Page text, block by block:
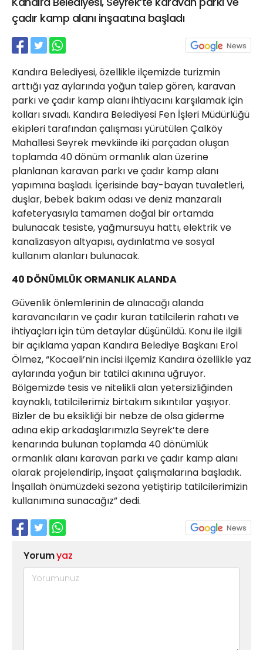
çadır kamp alanı inşaatına başladı
Kandıra Belediyesi, özellikle ilçemizde turizmin
arttığı yaz aylarında yoğun talep gören, karavan
parkı ve çadır kamp alanı ihtiyacını karşılamak için
kolları sıvadı. Kandıra Belediyesi Fen İşleri Müdürlüğü
ekipleri tarafından çalışması yürütülen Çalköy
Mahallesi Seyrek mevkiinde iki parçadan oluşan
toplamda 40 dönüm ormanlık alan üzerine
planlanan karavan parkı ve çadır kamp alanı
yapımına başladı. İçerisinde bay-bayan tuvaletleri,
duşlar, bebek bakım odası ve deniz manzaralı
kafeteryasıyla tamamen doğal bir ortamda
bulunacak tesiste, yağmursuyu hattı, elektrik ve
kanalizasyon altyapısı, aydınlatma ve sosyal
kullanım alanları bulunacak.
40 DÖNÜMLÜK ORMANLIK ALANDA
Güvenlik önlemlerinin de alınacağı alanda
karavancıların ve çadır kuran tatilcilerin rahatı ve
ihtiyaçları için tüm detaylar düşünüldü. Konu ile ilgili
bir açıklama yapan Kandıra Belediye Başkanı Erol
Ölmez, “Kocaeli’nin incisi ilçemiz Kandıra özellikle yaz
aylarında yoğun bir tatilci akınına uğruyor.
Bölgemizde tesis ve nitelikli alan yetersizliğinden
kaynaklı, tatilcilerimiz birtakım sıkıntılar yaşıyor.
Bizler de bu eksikliği bir nebze de olsa giderme
adına ekip arkadaşlarımızla Seyrek’te dere
kenarında bulunan toplamda 40 dönümlük
ormanlık alanı karavan parkı ve çadır kamp alanı
olarak projelendirip, inşaat çalışmalarına başladık.
İnşallah önümüzdeki sezona yetiştirip tatilcilerimizin
kullanımına sunacağız” dedi.
Yorumyaz
21 Gölcük
02624132333
haber@golcukpostasi.com